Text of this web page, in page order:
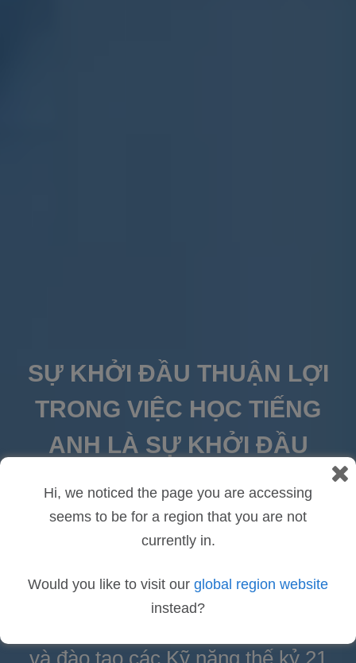
SỰ KHỞI ĐẦU THUẬN LỢI
TRONG VIỆC HỌC TIẾNG
ANH LÀ SỰ KHỞI ĐẦU
THUẬN LỢI TRONG CUỘC
SỐNG™
sinh thái giáo dục toàn diện phục
Hi, we noticed the page you are accessing
seems to be for a region that you are not
currently in.
Would you like to visit our global region website
instead?